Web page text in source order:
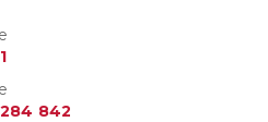
842